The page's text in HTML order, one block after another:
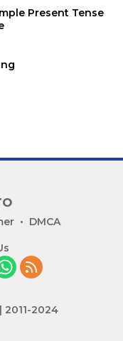
Present Tense
DMCA
2011-2024